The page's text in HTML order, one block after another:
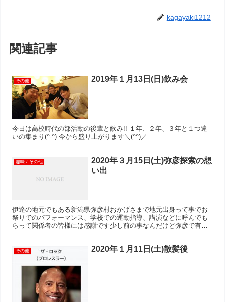
kagayaki1212
関連記事
その他 2019年１月13日(日)飲み会
今日は高校時代の部活動の後輩と飲み!! １年、２年、３年と１つ違
いの集まり(^-^) 今から盛り上がります＼(^^)／
趣味 / その他
2020年３月15日(土)弥彦探索の想
い出
伊達の地元でもある新潟県弥彦村おかげさまで地元出身って事でお
祭りでのパフォーマンス、学校での運動指導、講演などに呼んでも
らって関係者の皆様には感謝です少し前の事なんだけど弥彦で有名
その他 2020年１月11日(土)散髪後